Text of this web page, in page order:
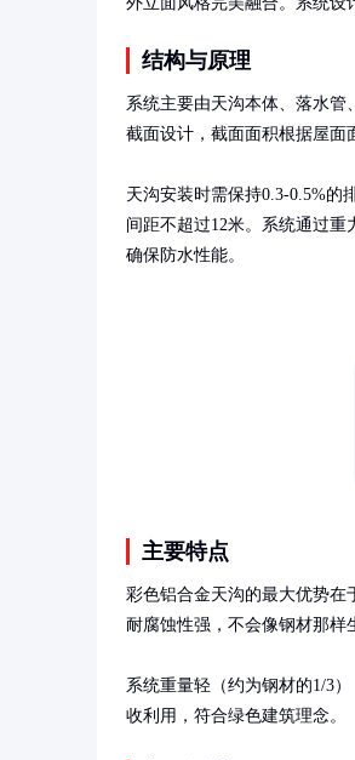
结构与原理
系统主要由天沟本体、落水
截面设计，截面面积根据屋面
天沟安装时需保持0.3-0.5%的
间距不超过12米。系统通过
确保防水性能。
主要特点
彩色铝合金天沟的最大优势在
耐腐蚀性强，不会像钢材那样
系统重量轻（约为钢材的1/3
收利用，符合绿色建筑理念。